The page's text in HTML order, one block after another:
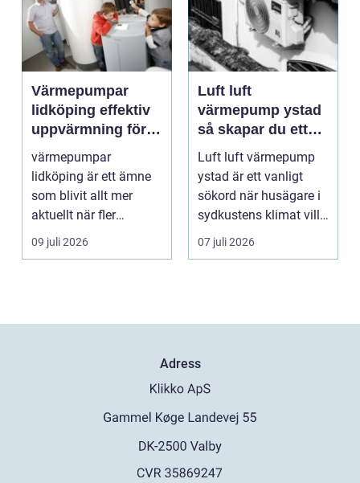
Värmepumpar
lidköping effektiv
uppvärmning för
hus och
fastigheter
värmepumpar
lidköping är ett ämne
som blivit allt mer
aktuellt när fler
fastighetsägare vill
09 juli 2026
Luft luft
värmepump ystad
så skapar du ett
behagligt
inomhusklimat
Året om
Luft luft värmepump
ystad är ett vanligt
sökord när husägare i
sydkustens klimat vill
hitta ett smar...
07 juli 2026
Adress